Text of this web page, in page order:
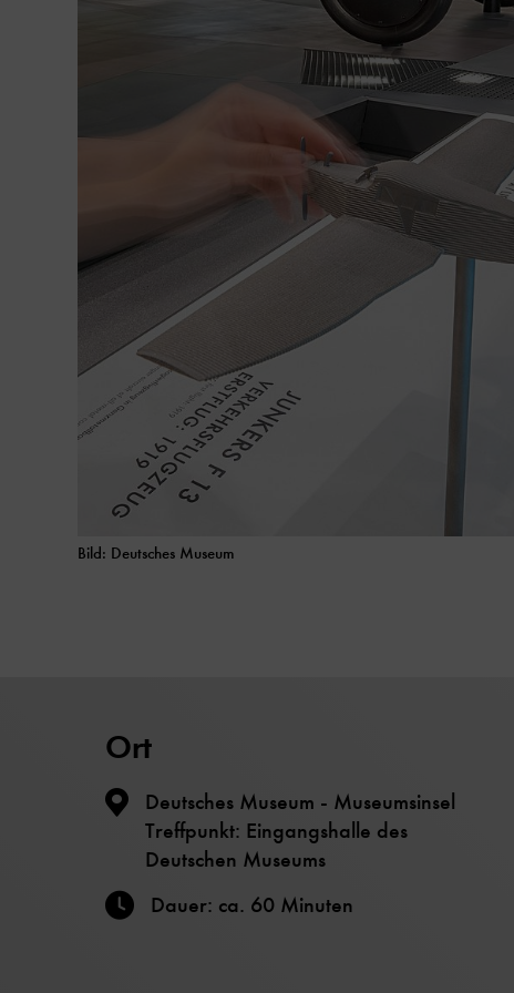
Bild: Deutsches Museum
Ort
Deutsches Museum - Museumsinsel
Treffpunkt: Eingangshalle des
Deutschen Museums
Dauer: ca. 60 Minuten